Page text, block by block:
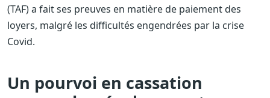
(TAF) a fait ses preuves en matière de paiement des
loyers, malgré les difficultés engendrées par la crise
Covid.
Un pourvoi en cassation